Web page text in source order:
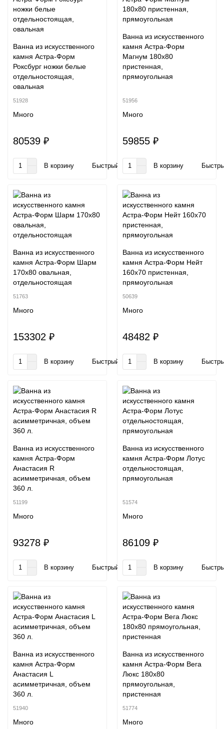
Ванна из искусственного
камня Астра-Форм
Роксбург ножки белые
отдельностоящая,
овальная
51928
Много
80539 ₽
В корзину Быстрый заказ
Ванна из искусственного
камня Астра-Форм
Магнум 180х80
пристенная,
прямоугольная
51956
Много
59855 ₽
В корзину
Ванна из искусственного
камня Астра-Форм Шарм
170x80 овальная,
отдельностоящая
51763
Много
153302 ₽
В корзину Быстрый заказ
Ванна из искусственного
камня Астра-Форм Нейт
160х70 пристенная,
прямоугольная
50639
Много
48482 ₽
В корзину
Ванна из искусственного
камня Астра-Форм
Анастасия R
асимметричная, объем
360 л.
51199
Много
93278 ₽
В корзину Быстрый заказ
Ванна из искусственного
камня Астра-Форм Лотус
отдельностоящая,
прямоугольная
51574
Много
86109 ₽
В корзину
Ванна из искусственного
камня Астра-Форм
Анастасия L
асимметричная, объем
360 л.
51940
Много
Ванна из искусственного
камня Астра-Форм Вега
Люкс 180x80
прямоугольная,
пристенная
51774
Много